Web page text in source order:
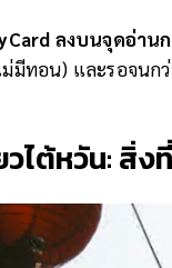
ลงบนจุดอ่าน
มีทอน) และรอจน
ไต้หวัน:สิ่ง